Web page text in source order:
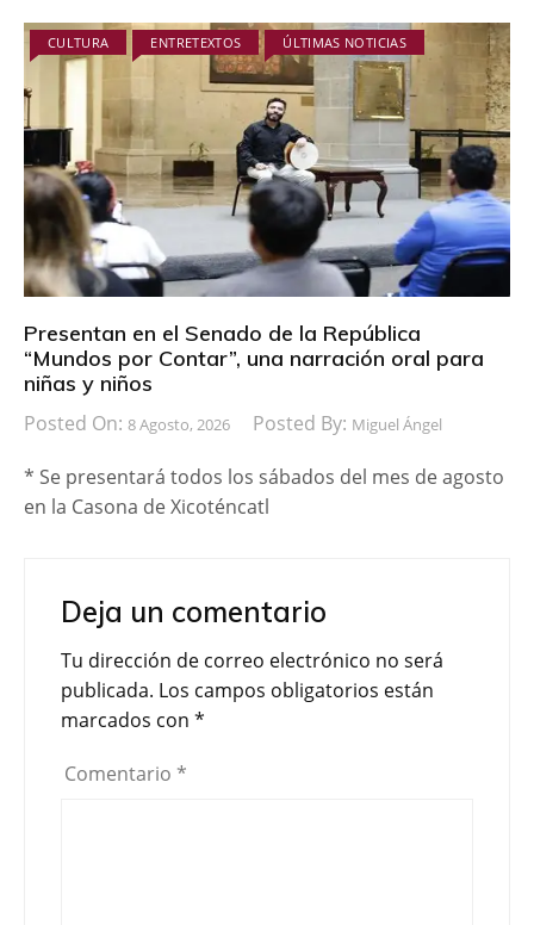
CULTURA ENTRETEXTOS ÚLTIMAS NOTICIAS
Presentan en el Senado de la República
“Mundos por Contar”, una narración oral para
niñas y niños
Posted On: 8 Agosto, 2026 Posted By: Miguel Ángel
* Se presentará todos los sábados del mes de agosto
en la Casona de Xicoténcatl
Deja un comentario
Tu dirección de correo electrónico no será
publicada. Los campos obligatorios están
marcados con *
Comentario *